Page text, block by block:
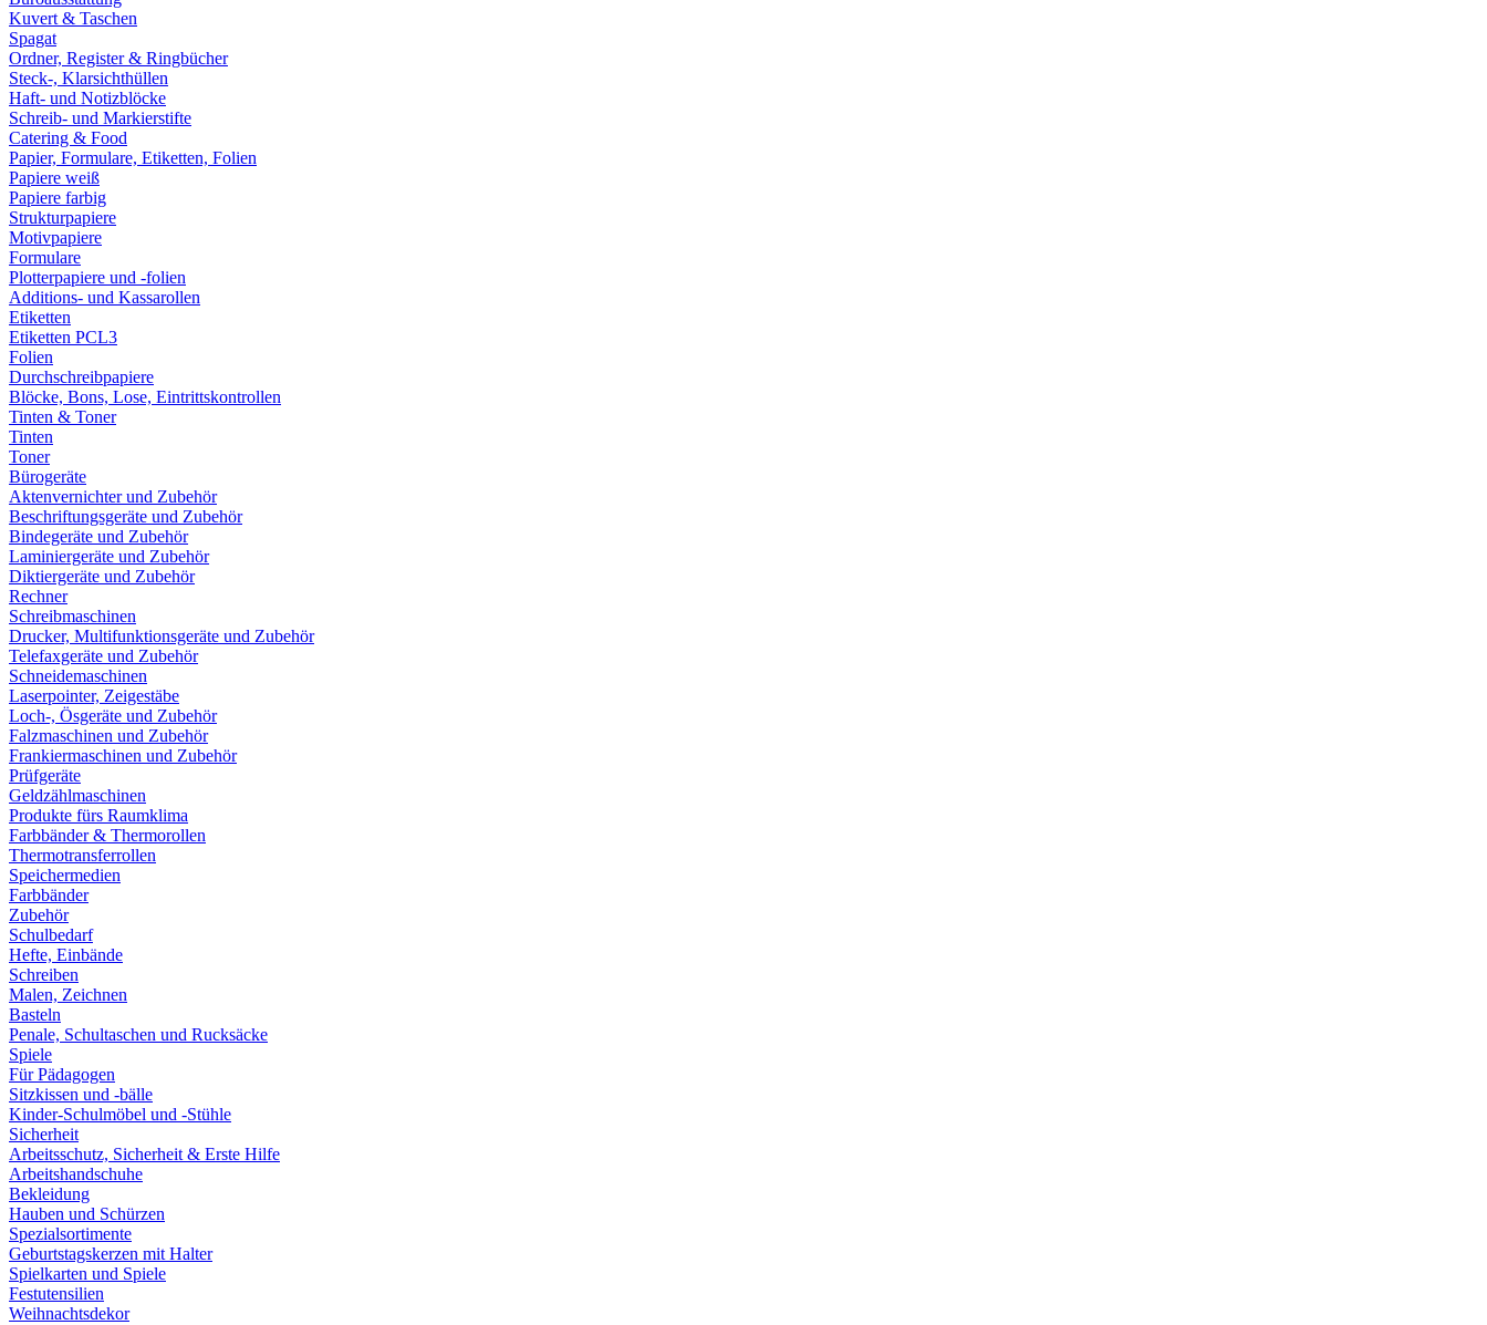
Kuvert & Taschen
Spagat
Ordner, Register & Ringbücher
Steck-, Klarsichthüllen
Haft- und Notizblöcke
Schreib- und Markierstifte
Catering & Food
Papier, Formulare, Etiketten, Folien
Papiere weiß
Papiere farbig
Strukturpapiere
Motivpapiere
Formulare
Plotterpapiere und -folien
Additions- und Kassarollen
Etiketten
Etiketten PCL3
Folien
Durchschreibpapiere
Blöcke, Bons, Lose, Eintrittskontrollen
Tinten & Toner
Tinten
Toner
Bürogeräte
Aktenvernichter und Zubehör
Beschriftungsgeräte und Zubehör
Bindegeräte und Zubehör
Laminiergeräte und Zubehör
Diktiergeräte und Zubehör
Rechner
Schreibmaschinen
Drucker, Multifunktionsgeräte und Zubehör
Telefaxgeräte und Zubehör
Schneidemaschinen
Laserpointer, Zeigestäbe
Loch-, Ösgeräte und Zubehör
Falzmaschinen und Zubehör
Frankiermaschinen und Zubehör
Prüfgeräte
Geldzählmaschinen
Produkte fürs Raumklima
Farbbänder & Thermorollen
Thermotransferrollen
Speichermedien
Farbbänder
Zubehör
Schulbedarf
Hefte, Einbände
Schreiben
Malen, Zeichnen
Basteln
Penale, Schultaschen und Rucksäcke
Spiele
Für Pädagogen
Sitzkissen und -bälle
Kinder-Schulmöbel und -Stühle
Sicherheit
Arbeitsschutz, Sicherheit & Erste Hilfe
Arbeitshandschuhe
Bekleidung
Hauben und Schürzen
Spezialsortimente
Geburtstagskerzen mit Halter
Spielkarten und Spiele
Festutensilien
Weihnachtsdekor